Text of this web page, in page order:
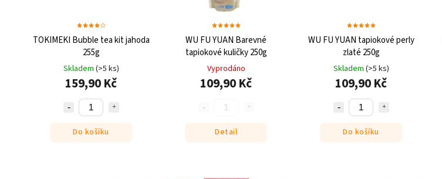
TOKIMEKI Bubble tea kit jahoda
255g
Skladem (>5 ks)
159,90 Kč
Do košíku
WU FU YUAN Barevné
tapiokové kuličky 250g
Vyprodáno
109,90 Kč
Detail
WU FU YUAN tapiokové perly
zlaté 250g
Skladem (>5 ks)
109,90 Kč
Do košíku